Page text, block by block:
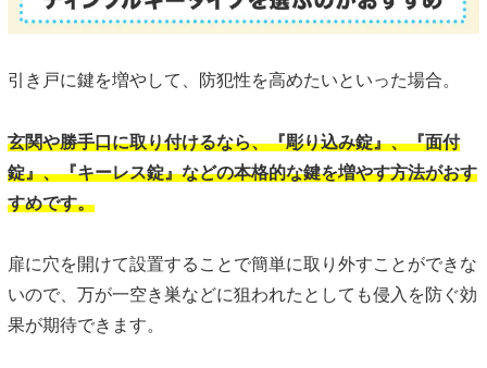
引き戸に鍵を増やして、防犯性を高めたいといった場合。
玄関や勝手口に取り付けるなら、『彫り込み錠』、『面付
錠』、『キーレス錠』などの本格的な鍵を増やす方法がおす
すめです。
扉に穴を開けて設置することで簡単に取り外すことができな
いので、万が一空き巣などに狙われたとしても侵入を防ぐ効
果が期待できます。